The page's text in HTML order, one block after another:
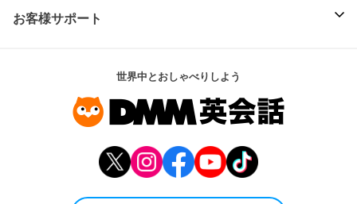
お客様サポート
世界中とおしゃべりしよう